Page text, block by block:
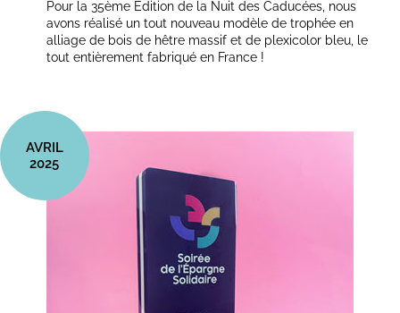
Pour la 35ème Édition de la Nuit des Caducées, nous
avons réalisé un tout nouveau modèle de trophée en
alliage de bois de hêtre massif et de plexicolor bleu, le
tout entièrement fabriqué en France !
AVRIL
2025